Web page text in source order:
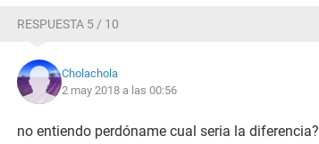
RESPUESTA 5 / 10
Cholachola
2 may 2018 a las 00:56
no entiendo perdóname cual seria la diferencia?